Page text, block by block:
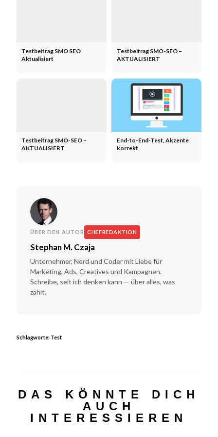
Testbeitrag SMO SEO
Aktualisiert
Testbeitrag SMO-SEO –
AKTUALISIERT
Testbeitrag SMO-SEO –
AKTUALISIERT
End-to-End-Test, Akzente
korrekt
ÜBER DEN AUTOR CHEFREDAKTION
Stephan M. Czaja
Unternehmer, Nerd und Coder mit Liebe für
Marketing, Ads, Creatives und Kampagnen.
Schreibe, seit ich denken kann — über alles, was
zählt.
Schlagworte: Test
DAS KÖNNTE DICH
AUCH
INTERESSIEREN